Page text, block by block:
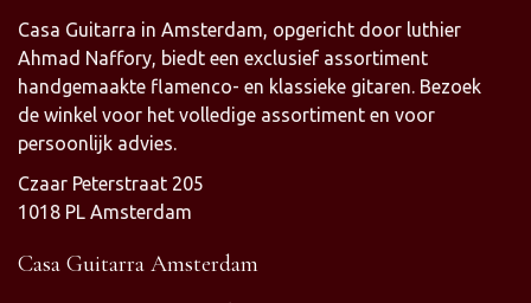
Casa Guitarra in Amsterdam, opgericht door luthier
Ahmad Naffory, biedt een exclusief assortiment
handgemaakte flamenco- en klassieke gitaren. Bezoek
de winkel voor het volledige assortiment en voor
persoonlijk advies.
Czaar Peterstraat 205
1018 PL Amsterdam
Casa Guitarra Amsterdam